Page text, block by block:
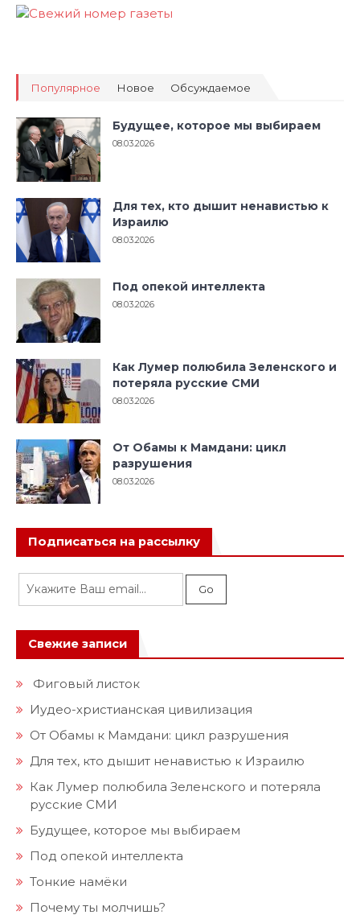
Популярное Новое Обсуждаемое
Будущее, которое мы выбираем
08.03.2026
Для тех, кто дышит ненавистью к
Израилю
08.03.2026
Под опекой интеллекта
08.03.2026
Как Лумер полюбила Зеленского и
потеряла русские СМИ
08.03.2026
От Обамы к Мамдани: цикл
разрушения
08.03.2026
Подписаться на рассылку
Свежие записи
Фиговый листок
Иудео-христианская цивилизация
От Обамы к Мамдани: цикл разрушения
Для тех, кто дышит ненавистью к Израилю
Как Лумер полюбила Зеленского и потеряла
русские СМИ
Будущее, которое мы выбираем
Под опекой интеллекта
Тонкие намёки
Почему ты молчишь?